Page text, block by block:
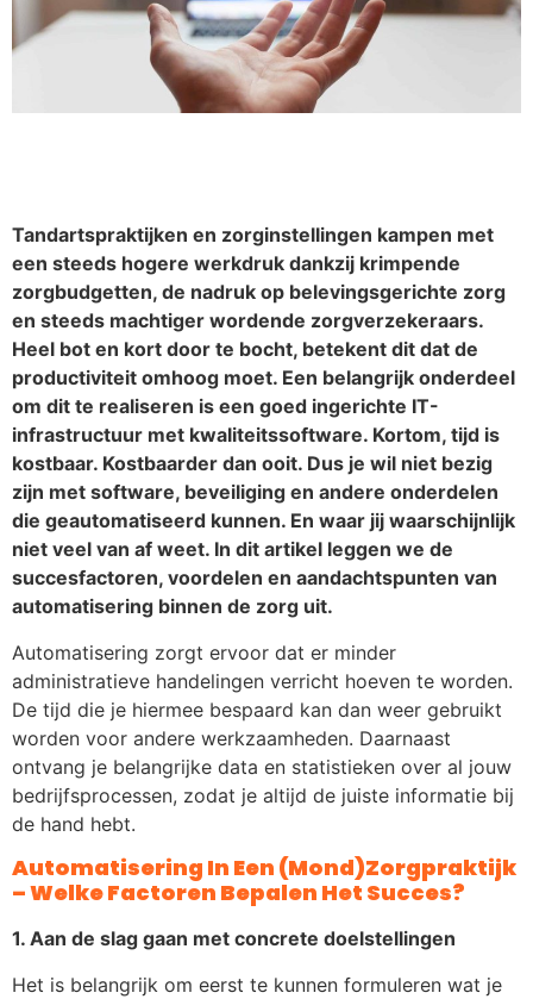
Tandartspraktijken en zorginstellingen kampen met
een steeds hogere werkdruk dankzij krimpende
zorgbudgetten, de nadruk op belevingsgerichte zorg
en steeds machtiger wordende zorgverzekeraars.
Heel bot en kort door te bocht, betekent dit dat de
productiviteit omhoog moet. Een belangrijk onderdeel
om dit te realiseren is een goed ingerichte IT-
infrastructuur met kwaliteitssoftware. Kortom, tijd is
kostbaar. Kostbaarder dan ooit. Dus je wil niet bezig
zijn met software, beveiliging en andere onderdelen
die geautomatiseerd kunnen. En waar jij waarschijnlijk
niet veel van af weet. In dit artikel leggen we de
succesfactoren, voordelen en aandachtspunten van
automatisering binnen de zorg uit.
Automatisering zorgt ervoor dat er minder
administratieve handelingen verricht hoeven te worden.
De tijd die je hiermee bespaard kan dan weer gebruikt
worden voor andere werkzaamheden. Daarnaast
ontvang je belangrijke data en statistieken over al jouw
bedrijfsprocessen, zodat je altijd de juiste informatie bij
de hand hebt.
Automatisering In Een (mond)zorgpraktijk
– Welke Factoren Bepalen Het Succes?
1. Aan de slag gaan met concrete doelstellingen
Het is belangrijk om eerst te kunnen formuleren wat je